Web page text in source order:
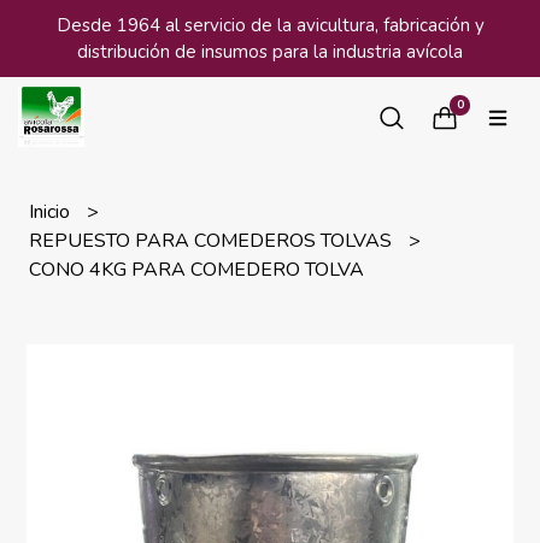
Desde 1964 al servicio de la avicultura, fabricación y
distribución de insumos para la industria avícola
0
Inicio
REPUESTO PARA COMEDEROS TOLVAS
CONO 4KG PARA COMEDERO TOLVA